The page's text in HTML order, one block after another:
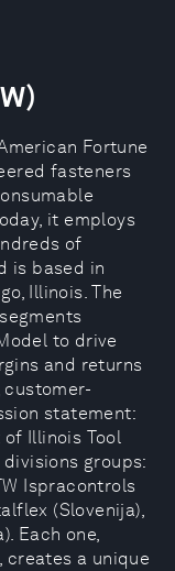
Fortune
fasteners
it employs
of
is based in
Illinois. The
to drive
and returns
customer-
statement:
of Illinois Tool
groups:
Ispracontrols
(Slovenija),
Each one,
a unique